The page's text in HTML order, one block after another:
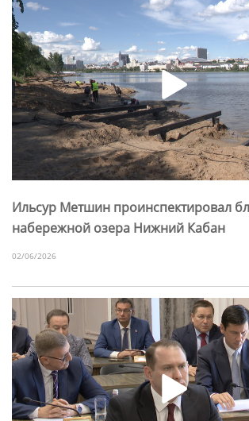
Ильсур Метшин проинспектировал
набережной озера Нижний Кабан
02/06/2026